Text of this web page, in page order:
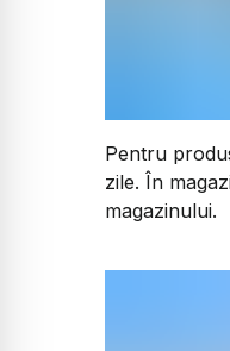
Pentru
zile. În
magazinului.